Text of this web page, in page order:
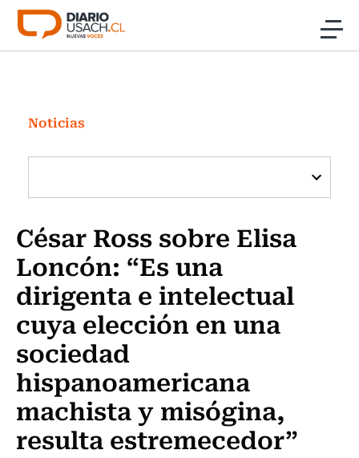
Click acá para ir directamente al contenido
Investigación
Cultura
Programas Radio y TV Usach
Noticias
César Ross sobre Elisa
Loncón: “Es una
dirigenta e intelectual
cuya elección en una
sociedad
hispanoamericana
machista y misógina,
resulta estremecedor”